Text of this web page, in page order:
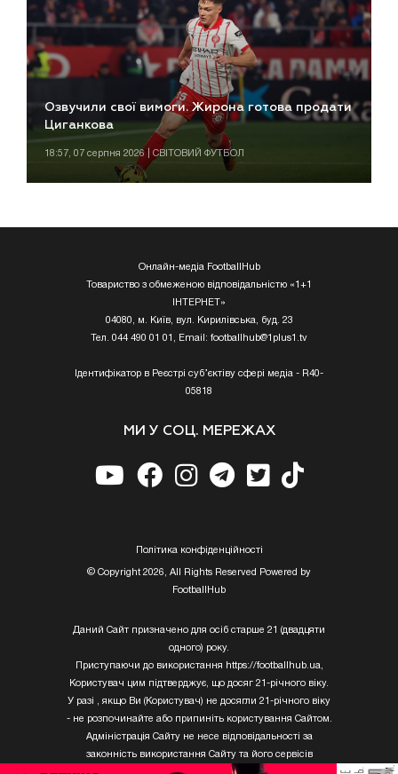
Озвучили свої вимоги. Жирона готова продати
Циганкова
18:57, 07 серпня 2026 | СВІТОВИЙ ФУТБОЛ
Онлайн-медіа FootballHub
Товариство з обмеженою відповідальністю «1+1
ІНТЕРНЕТ»
04080, м. Київ, вул. Кирилівська, буд. 23
Тел. 044 490 01 01, Email: footballhub@1plus1.tv
Ідентифікатор в Реєстрі суб’єктіву сфері медіа - R40-
05818
МИ У СОЦ. МЕРЕЖАХ
Полiтика конфiденцiйностi
© Copyright 2026, All Rights Reserved Powered by
FootballHub
Даний Сайт призначено для осіб старше 21 (двадцяти
одного) року.
Приступаючи до використання https://footballhub.ua,
Користувач цим підтверджує, що досяг 21-річного віку.
У разі , якщо Ви (Користувач) не досягли 21-річного віку
- не розпочинайте або припиніть користування Сайтом.
Адміністрація Сайту не несе відповідальності за
законність використання Сайту та його сервісів